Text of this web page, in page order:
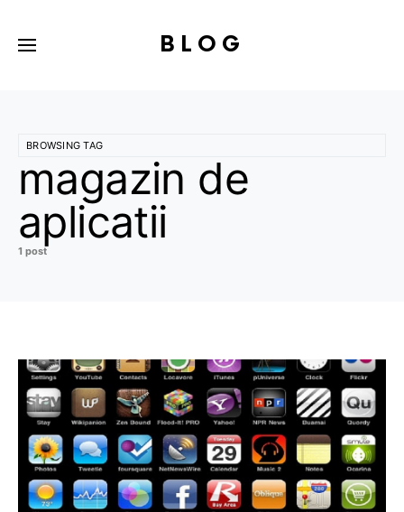
BLOG
BROWSING TAG
magazin de
aplicatii
1 post